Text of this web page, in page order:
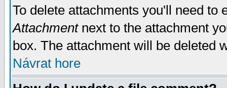
To delete attachments you'll need
Attachmentnext to the attachment
box. The attachment will be deleted
Návrat hore